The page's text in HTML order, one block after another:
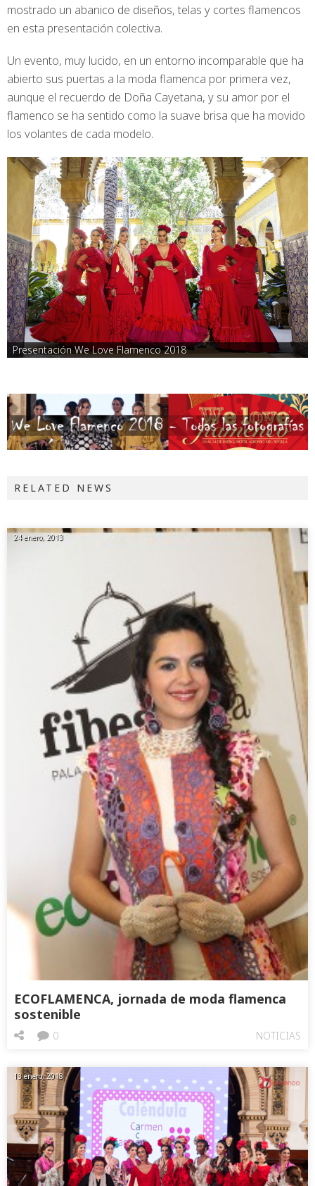
mostrado un abanico de diseños, telas y cortes flamencos
en esta presentación colectiva.
Un evento, muy lucido, en un entorno incomparable que ha
abierto sus puertas a la moda flamenca por primera vez,
aunque el recuerdo de Doña Cayetana, y su amor por el
flamenco se ha sentido como la suave brisa que ha movido
los volantes de cada modelo.
Presentación We Love Flamenco 2018
RELATED NEWS
24 enero, 2013
ECOFLAMENCA, jornada de moda flamenca
sostenible
NOTICIAS
0
13 enero, 2018